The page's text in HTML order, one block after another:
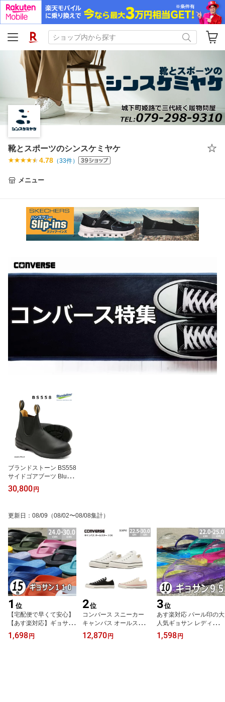
靴とスポーツのシンスケミヤケ
4.78 （33件）
メニュー
ブランドストーン BS558
サイドゴアブーツ Blund
stone メンズ レディース
歩きやすい 耐久性 クッ
30,800円
更新日 ： 08/09 （08/02〜08/08集計）
1 位
【宅配便で早くて安心】
【あす楽対応】ギョサン
サンダル メンズ 110 ビ
ーチサンダル ぎょさん
1,698円
2位
コンバース スニーカー
キャンバス オールスター
J OX made in japan ロー
カット CONVERSE CAN
12,870円
3位
あす楽対応 パール印の大
人気ギョサン レディース
ラメ 95 一体成型サンダ
ル PEARL印 丸中工業所
1,598円